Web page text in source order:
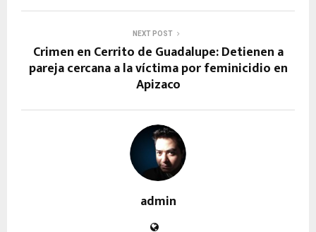
NEXT POST
Crimen en Cerrito de Guadalupe: Detienen a
pareja cercana a la víctima por feminicidio en
Apizaco
admin